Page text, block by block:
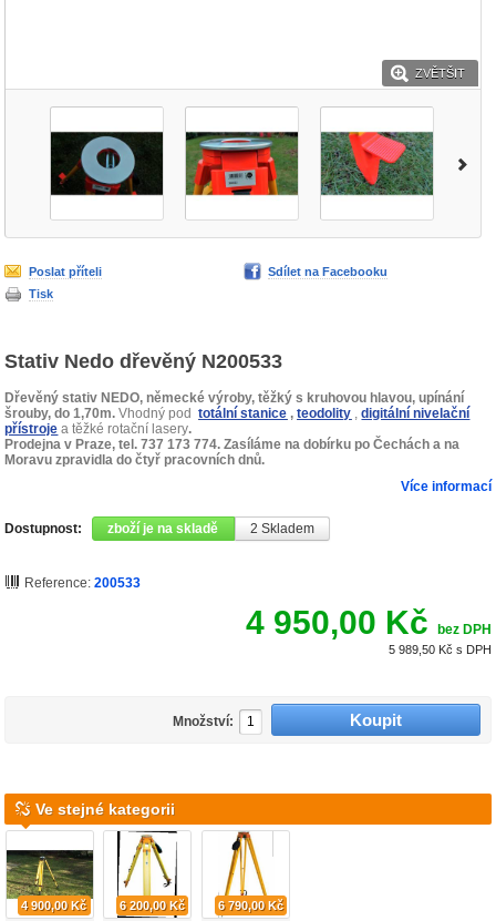
ZVĚTŠIT
Poslat příteli
Sdílet na Facebooku
Tisk
Stativ Nedo dřevěný N200533
Dřevěný stativ NEDO, německé výroby, těžký s kruhovou hlavou, upínání
šrouby, do 1,70m.Vhodný podtotální stanice ,teodolity ,digitální nivelační
přístroje a těžké rotační lasery.
Prodejna v Praze, tel. 737 173 774. Zasíláme na dobírku po Čechách a na
Moravu zpravidla do čtyř pracovních dnů.
Více informací
Dostupnost: zboží je na skladě 2 Skladem
Reference: 200533
4 950,00 Kč bez DPH
5 989,50 Kč s DPH
Množství:
Ve stejné kategorii
4 900,00 Kč 6 200,00 Kč 6 790,00 Kč